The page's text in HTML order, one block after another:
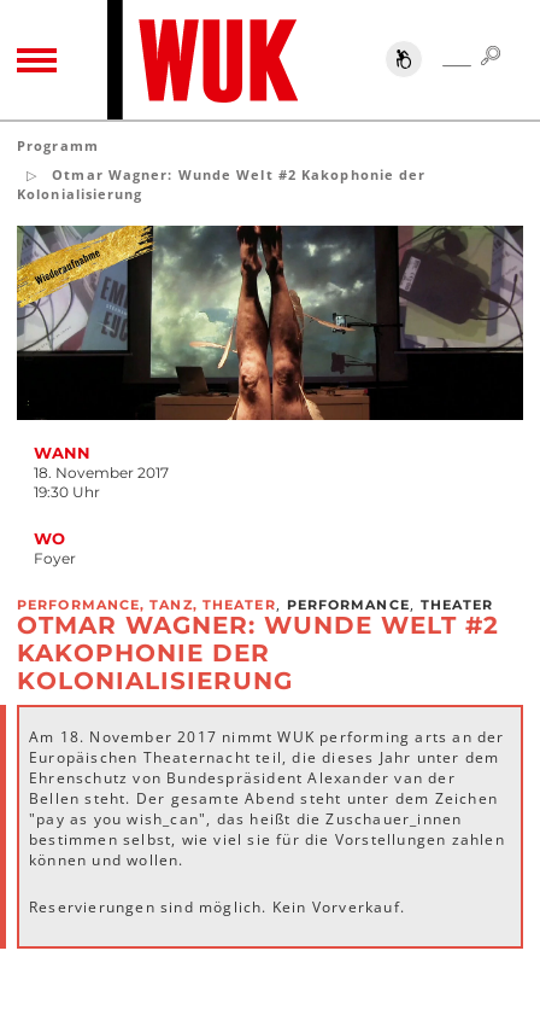
TOGGLE NAVIGATION SUCHE
Programm
Otmar Wagner: Wunde Welt #2 Kakophonie der
Kolonialisierung
WANN
18. November 2017
19:30 Uhr
WO
Foyer
PERFORMANCE, TANZ, THEATER, PERFORMANCE, THEATER
OTMAR WAGNER: WUNDE WELT #2
KAKOPHONIE DER
KOLONIALISIERUNG
Am 18. November 2017 nimmt WUK performing arts an der
Europäischen Theaternacht teil, die dieses Jahr unter dem
Ehrenschutz von Bundespräsident Alexander van der
Bellen steht. Der gesamte Abend steht unter dem Zeichen
"pay as you wish_can", das heißt die Zuschauer_innen
bestimmen selbst, wie viel sie für die Vorstellungen zahlen
können und wollen.
Reservierungen sind möglich. Kein Vorverkauf.